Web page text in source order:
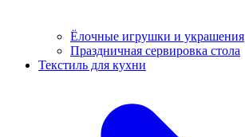
Ёлочные игрушки и украшения
Праздничная сервировка стола
Текстиль для кухни